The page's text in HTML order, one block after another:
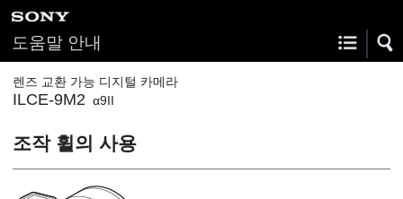
도움말 안내
렌즈 교환 가능 디지털 카메라
ILCE-9M2 α9II
조작 휠의 사용